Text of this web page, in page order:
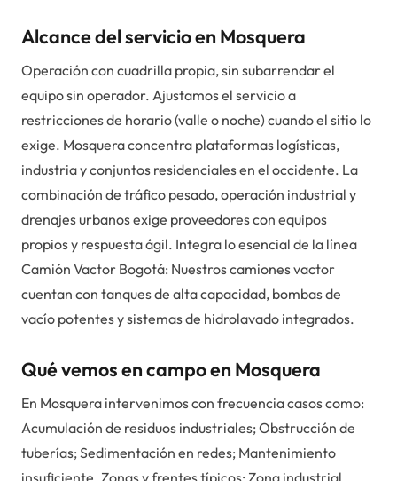
Alcance del servicio en Mosquera
Operación con cuadrilla propia, sin subarrendar el
equipo sin operador. Ajustamos el servicio a
restricciones de horario (valle o noche) cuando el sitio lo
exige. Mosquera concentra plataformas logísticas,
industria y conjuntos residenciales en el occidente. La
combinación de tráfico pesado, operación industrial y
drenajes urbanos exige proveedores con equipos
propios y respuesta ágil. Integra lo esencial de la línea
Camión Vactor Bogotá: Nuestros camiones vactor
cuentan con tanques de alta capacidad, bombas de
vacío potentes y sistemas de hidrolavado integrados.
Qué vemos en campo en Mosquera
En Mosquera intervenimos con frecuencia casos como:
Acumulación de residuos industriales; Obstrucción de
tuberías; Sedimentación en redes; Mantenimiento